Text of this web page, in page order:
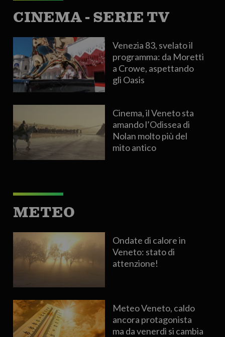
CINEMA - SERIE TV
Venezia 83, svelato il
programma: da Moretti
a Crowe, aspettando
gli Oasis
Cinema, il Veneto sta
amando l’Odissea di
Nolan molto più del
mito antico
METEO
Ondate di calore in
Veneto: stato di
attenzione!
Meteo Veneto, caldo
ancora protagonista
ma da venerdì si cambia